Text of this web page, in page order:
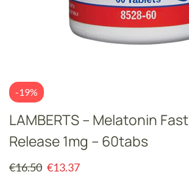
-19%
LAMBERTS – Melatonin Fast
Release 1mg – 60tabs
€16.50 €13.37